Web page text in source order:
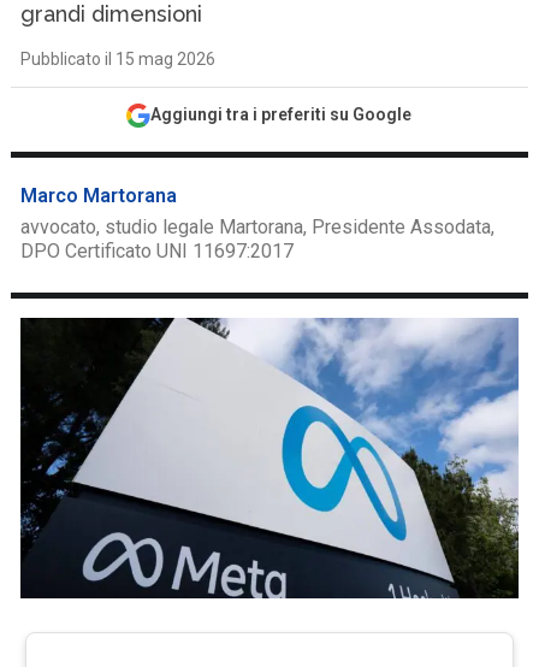
grandi dimensioni
Pubblicato il 15 mag 2026
Aggiungi tra i preferiti su Google
Marco Martorana
avvocato, studio legale Martorana, Presidente Assodata,
DPO Certificato UNI 11697:2017